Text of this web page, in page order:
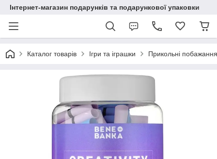
Інтернет-магазин подарунків та подарункової упаковки
Каталог товарів Ігри та іграшки Прикольні побажання